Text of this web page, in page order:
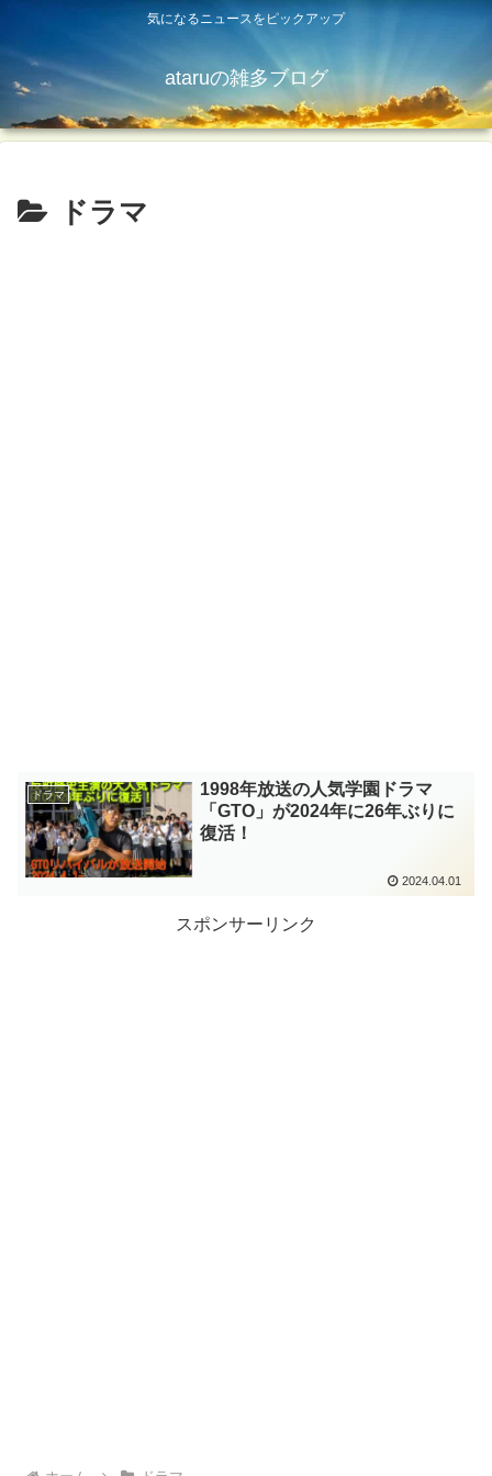
気になるニュースをピックアップ
ataruの雑多ブログ
ドラマ
ドラマ
1998年放送の人気学園ドラマ
「GTO」が2024年に26年ぶりに
復活！
2024.04.01
スポンサーリンク